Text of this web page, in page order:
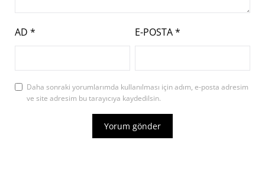
AD * E-POSTA*
Daha sonraki yorumlarımda kullanılması için adım, e-posta adresim
ve site adresim bu tarayıcıya kaydedilsin.